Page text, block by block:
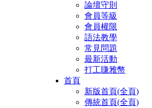
論壇守則
會員等級
會員權限
語法教學
常見問題
最新活動
打工賺雅幣
首頁
新版首頁(全頁)
傳統首頁(全頁)